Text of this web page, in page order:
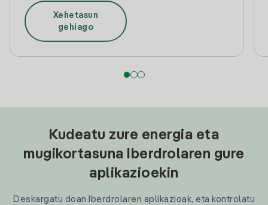
Xehetasun
gehiago
Kudeatu zure energia eta
mugikortasuna Iberdrolaren gure
aplikazioekin
Deskargatu doan Iberdrolaren aplikazioak, eta kontrolatu